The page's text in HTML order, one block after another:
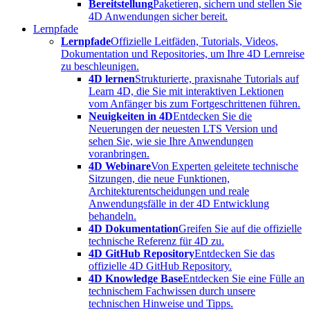
BereitstellungPaketieren, sichern und stellen Sie
4D Anwendungen sicher bereit.
Lernpfade
LernpfadeOffizielle Leitfäden, Tutorials, Videos,
Dokumentation und Repositories, um Ihre 4D Lernreise
zu beschleunigen.
4D lernenStrukturierte, praxisnahe Tutorials auf
Learn 4D, die Sie mit interaktiven Lektionen
vom Anfänger bis zum Fortgeschrittenen führen.
Neuigkeiten in 4DEntdecken Sie die
Neuerungen der neuesten LTS Version und
sehen Sie, wie sie Ihre Anwendungen
voranbringen.
4D WebinareVon Experten geleitete technische
Sitzungen, die neue Funktionen,
Architekturentscheidungen und reale
Anwendungsfälle in der 4D Entwicklung
behandeln.
4D DokumentationGreifen Sie auf die offizielle
technische Referenz für 4D zu.
4D GitHub RepositoryEntdecken Sie das
offizielle 4D GitHub Repository.
4D Knowledge BaseEntdecken Sie eine Fülle an
technischem Fachwissen durch unsere
technischen Hinweise und Tipps.